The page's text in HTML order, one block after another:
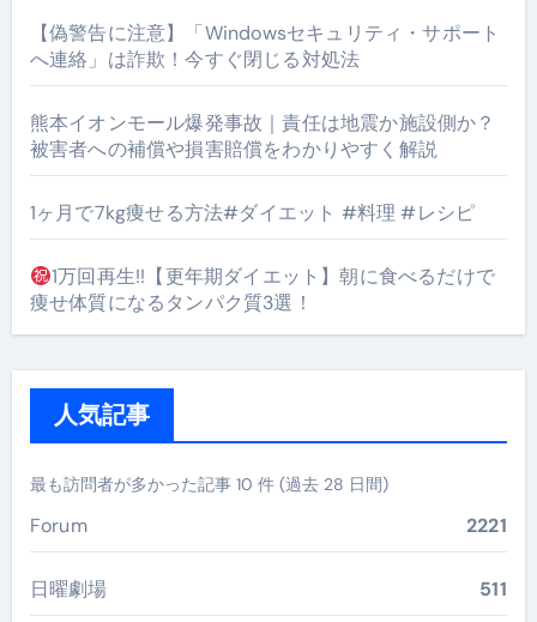
【偽警告に注意】「Windowsセキュリティ・サポート
へ連絡」は詐欺！今すぐ閉じる対処法
熊本イオンモール爆発事故｜責任は地震か施設側か？
被害者への補償や損害賠償をわかりやすく解説
1ヶ月で7kg痩せる方法#ダイエット #料理 #レシピ
1万回再生!!【更年期ダイエット】朝に食べるだけで
痩せ体質になるタンパク質3選！
人気記事
最も訪問者が多かった記事 10 件 (過去 28 日間)
Forum 2221
日曜劇場 511